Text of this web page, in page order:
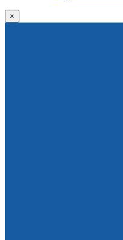
×